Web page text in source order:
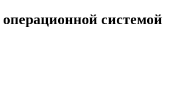
системой